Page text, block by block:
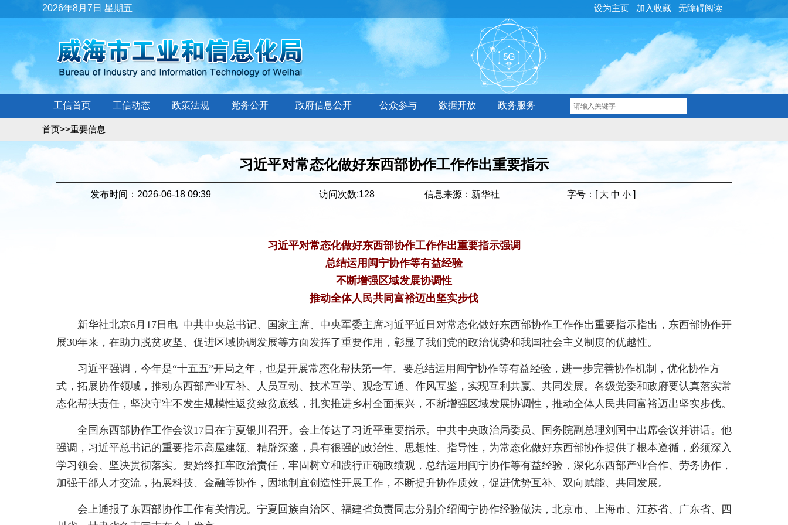
2026年8月7日 星期五 设为主页 加入收藏 无障碍阅读
工信首页 工信动态 政策法规 党务公开 政府信息公开 公众参与 数据开放 政务服务
首页>>重要信息
习近平对常态化做好东西部协作工作作出重要指示
发布时间：2026-06-18 09:39 访问次数:128 信息来源： 新华社 字号 ：[ 大 中 小 ]
习近平对常态化做好东西部协作工作作出重要指示强调
总结运用闽宁协作等有益经验
不断增强区域发展协调性
推动全体人民共同富裕迈出坚实步伐
新华社北京6月17日电 中共中央总书记、国家主席、中央军委主席习近平近日对常态化做好东西部协作工作作出重要指示指出，东西部协作开
展30年来，在助力脱贫攻坚、促进区域协调发展等方面发挥了重要作用，彰显了我们党的政治优势和我国社会主义制度的优越性。
习近平强调，今年是“十五五”开局之年，也是开展常态化帮扶第一年。要总结运用闽宁协作等有益经验，进一步完善协作机制，优化协作方
式，拓展协作领域，推动东西部产业互补、人员互动、技术互学、观念互通、作风互鉴，实现互利共赢、共同发展。各级党委和政府要认真落实常
态化帮扶责任，坚决守牢不发生规模性返贫致贫底线，扎实推进乡村全面振兴，不断增强区域发展协调性，推动全体人民共同富裕迈出坚实步伐。
全国东西部协作工作会议17日在宁夏银川召开。会上传达了习近平重要指示。中共中央政治局委员、国务院副总理刘国中出席会议并讲话。他
强调，习近平总书记的重要指示高屋建瓴、精辟深邃，具有很强的政治性、思想性、指导性，为常态化做好东西部协作提供了根本遵循，必须深入
学习领会、坚决贯彻落实。要始终扛牢政治责任，牢固树立和践行正确政绩观，总结运用闽宁协作等有益经验，深化东西部产业合作、劳务协作，
加强干部人才交流，拓展科技、金融等协作，因地制宜创造性开展工作，不断提升协作质效，促进优势互补、双向赋能、共同发展。
会上通报了东西部协作工作有关情况。宁夏回族自治区、福建省负责同志分别介绍闽宁协作经验做法，北京市、上海市、江苏省、广东省、四